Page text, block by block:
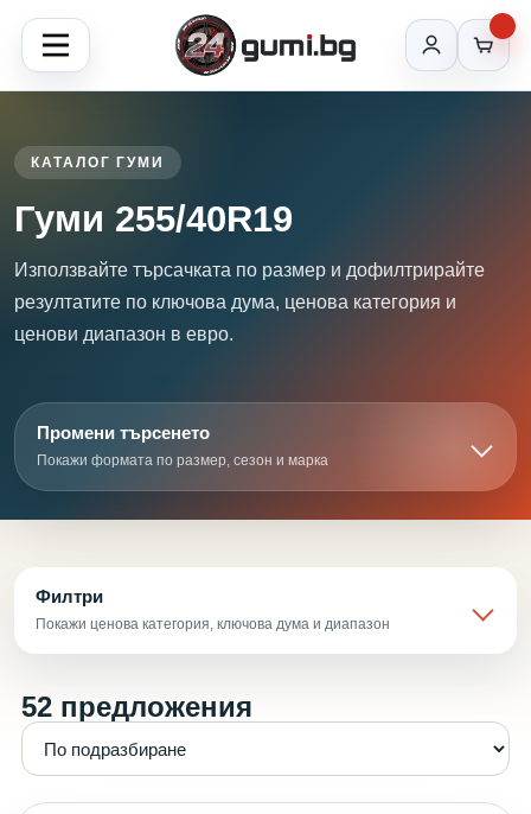
КАТАЛОГ ГУМИ
Гуми 255/40R19
Използвайте търсачката по размер и дофилтрирайте
резултатите по ключова дума, ценова категория и
ценови диапазон в евро.
Промени търсенето
Покажи формата по размер, сезон и марка
Филтри
Покажи ценова категория, ключова дума и диапазон
52 предложения